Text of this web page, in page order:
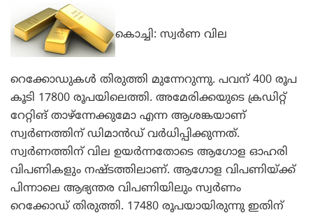
കൊച്ചി: സ്വര്‍ണ വില
റെക്കോഡുകള്‍ തിരുത്തി മുന്നേറുന്നു. പവന്‌ 400 രൂപ
കൂടി 17800 രൂപയിലെത്തി. അമേരിക്കയുടെ ക്രഡിറ്റ്
റേറ്റിങ് താഴ്‌ന്നേക്കുമോ എന്ന ആശങ്കയാണ്
സ്വര്‍ണത്തിന് ഡിമാന്‍ഡ് വര്‍ധിപ്പിക്കുന്നത്.
സ്വര്‍ണത്തിന് വില ഉയര്‍ന്നതോടെ ആഗോള ഓഹരി
വിപണികളും നഷ്ടത്തിലാണ്. ആഗോള വിപണിയ്ക്ക്
പിന്നാലെ ആഭ്യന്തര വിപണിയിലും സ്വര്‍ണം
റെക്കോഡ് തിരുത്തി. 17480 രൂപയായിരുന്നു ഇതിന്